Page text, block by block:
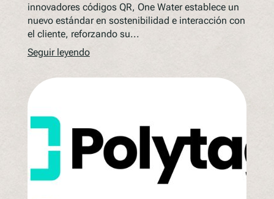
innovadores códigos QR, One Water establece un
nuevo estándar en sostenibilidad e interacción con
el cliente, reforzando su...
Seguir leyendo